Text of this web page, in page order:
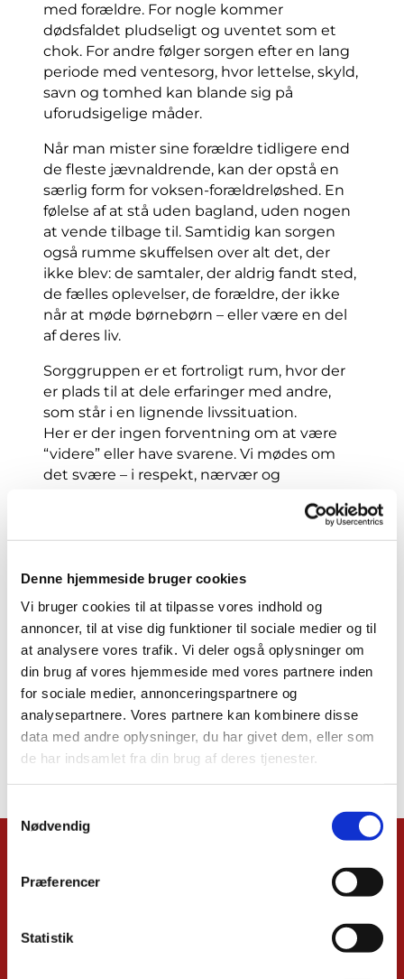
Denne hjemmeside bruger cookies
Vi bruger cookies til at tilpasse vores indhold og
annoncer, til at vise dig funktioner til sociale medier og til
at analysere vores trafik. Vi deler også oplysninger om
din brug af vores hjemmeside med vores partnere inden
for sociale medier, annonceringspartnere og
analysepartnere. Vores partnere kan kombinere disse
data med andre oplysninger, du har givet dem, eller som
de har indsamlet fra din brug af deres tjenester.
Nødvendig
Præferencer
Statistik
med forældre. For nogle kommer
dødsfaldet pludseligt og uventet som et
chok. For andre følger sorgen efter en lang
periode med ventesorg, hvor lettelse, skyld,
savn og tomhed kan blande sig på
uforudsigelige måder.
Når man mister sine forældre tidligere end
de fleste jævnaldrende, kan der opstå en
særlig form for voksen-forældreløshed. En
følelse af at stå uden bagland, uden nogen
at vende tilbage til. Samtidig kan sorgen
også rumme skuffelsen over alt det, der
ikke blev: de samtaler, der aldrig fandt sted,
de fælles oplevelser, de forældre, der ikke
når at møde børnebørn – eller være en del
af deres liv.
Sorggruppen er et fortroligt rum, hvor der
er plads til at dele erfaringer med andre,
som står i en lignende livssituation.
Her er der ingen forventning om at være
“videre” eller have svarene. Vi mødes om
det svære – i respekt, nærvær og
Vi mødes hver anden onsdag kl. 9–11 ilige
uger. Sorggruppen kører kontinuerligt, og
bech@km.dkeller ring2665 9892
Babysalmesang